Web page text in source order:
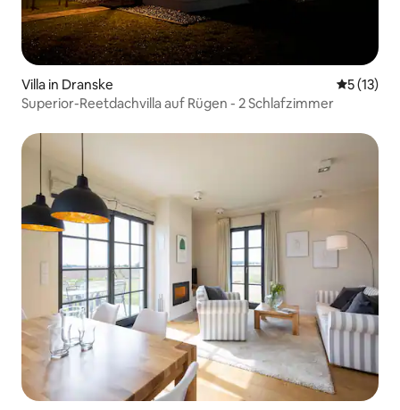
Villa in Dranske
5 (13)
Superior-Reetdachvilla auf Rügen - 2 Schlafzimmer